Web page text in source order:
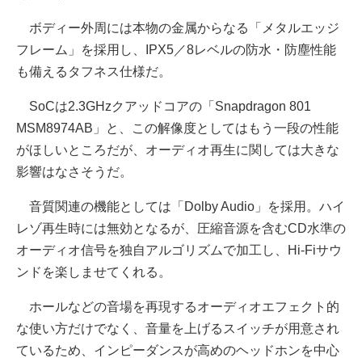
ボディー外周には本物の金属からなる「メタルエッジ
フレーム」を採用し、IPX5／8レベルの防水・防塵性能
も備えるタフネス仕様だ。
SoCは2.3GHzクアッドコアの「Snapdragon 801
MSM8974AB」と、この解像度としてはもう一段の性能
がほしいところだが、オーディオ再生に関しては大きな
影響はなさそうだ。
音質関連の機能としては「Dolby Audio」を採用。ハイ
レゾ再生時には無効となるが、圧縮音源を含むCD水準の
オーディオ信号を独自アルゴリズムで加工し、Hi-Fiサウ
ンドを楽しませてくれる。
ホールなどの音場を再現するオーディオエフェクト的
な使い方だけでなく、音量を上げるスイッチが用意され
ているため、インピーダンスが高めのヘッドホンを中心